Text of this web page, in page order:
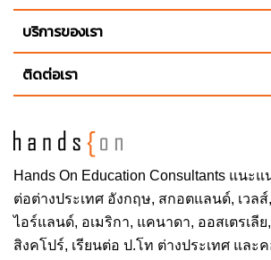
Hands On Education Consultants แนะ
ต่อต่างประเทศ อังกฤษ, สกอตแลนด์, เวล
ไอร์แลนด์, อเมริกา, แคนาดา, ออสเตรเลี
สิงคโปร์, เรียนต่อ ป.โท ต่างประเทศ และค
บริการของเรา
ติดต่อเรา